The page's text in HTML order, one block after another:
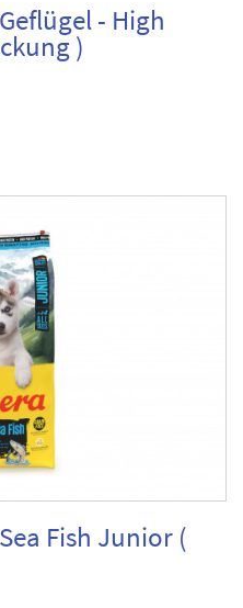
- High
)
Fish Junior (